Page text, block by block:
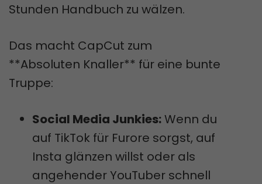
Stunden Handbuch zu wälzen.
Das macht CapCut zum
**Absoluten Knaller** für eine bunte
Truppe:
Social Media Junkies:Wenn du
auf TikTok für Furore sorgst, auf
Insta glänzen willst oder als
angehender YouTuber schnell